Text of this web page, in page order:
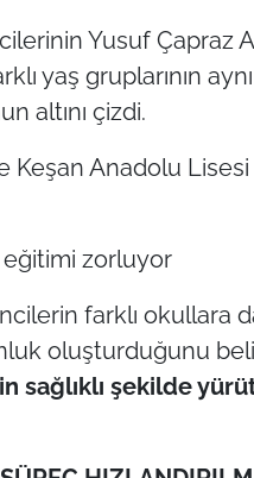
Yusuf Çapraz
yaş gruplarının
altını çizdi.
Keşan Anadolu
zorluyor
farklı okullara
oluşturduğunu
şekilde